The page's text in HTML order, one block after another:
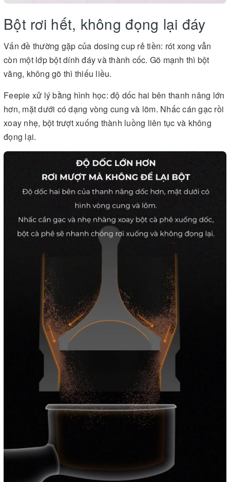
Bột rơi hết, không đọng lại đáy
Vấn đề thường gặp của dosing cup rẻ tiền: rót xong vẫn
còn một lớp bột dính đáy và thành cốc. Gõ mạnh thì bột
văng, không gõ thì thiếu liều.
Feepie xử lý bằng hình học: độ dốc hai bên thanh nâng lớn
hơn, mặt dưới có dạng vòng cung và lõm. Nhấc cán gạc rồi
xoay nhẹ, bột trượt xuống thành luồng liên tục và không
đọng lại.